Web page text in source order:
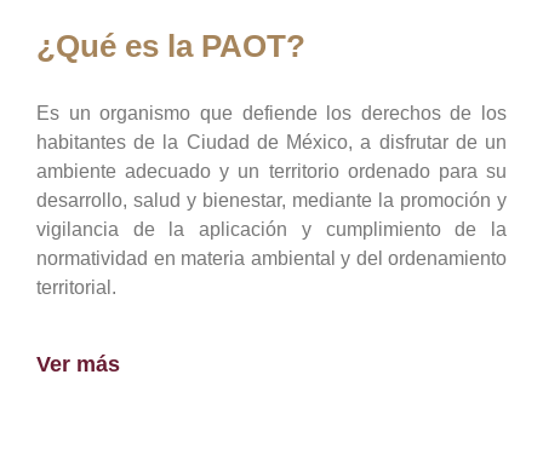
¿Qué es la PAOT?
Es un organismo que defiende los derechos de los
habitantes de la Ciudad de México, a disfrutar de un
ambiente adecuado y un territorio ordenado para su
desarrollo, salud y bienestar, mediante la promoción y
vigilancia de la aplicación y cumplimiento de la
normatividad en materia ambiental y del ordenamiento
territorial.
Ver más